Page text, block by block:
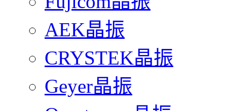
AEK晶振
CRYSTEK晶振
Geyer晶振